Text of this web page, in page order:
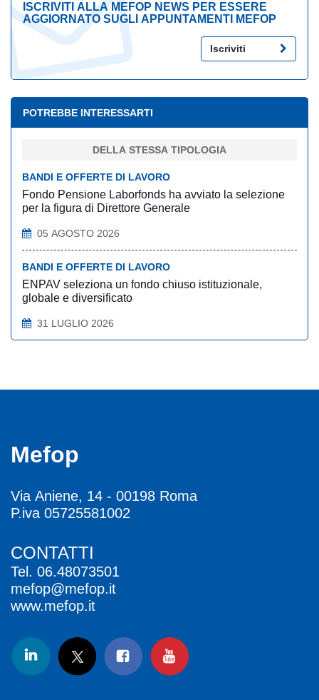
ISCRIVITI ALLA MEFOP NEWS PER ESSERE
AGGIORNATO SUGLI APPUNTAMENTI MEFOP
Iscriviti
POTREBBE INTERESSARTI
DELLA STESSA TIPOLOGIA
BANDI E OFFERTE DI LAVORO
Fondo Pensione Laborfonds ha avviato la selezione
per la figura di Direttore Generale
05 AGOSTO 2026
BANDI E OFFERTE DI LAVORO
ENPAV seleziona un fondo chiuso istituzionale,
globale e diversificato
31 LUGLIO 2026
Mefop
Via Aniene, 14 - 00198 Roma
P.iva 05725581002
CONTATTI
Tel. 06.48073501
mefop@mefop.it
www.mefop.it